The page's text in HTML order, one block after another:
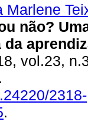
Marlene
não?
vol.23,
2318-
.